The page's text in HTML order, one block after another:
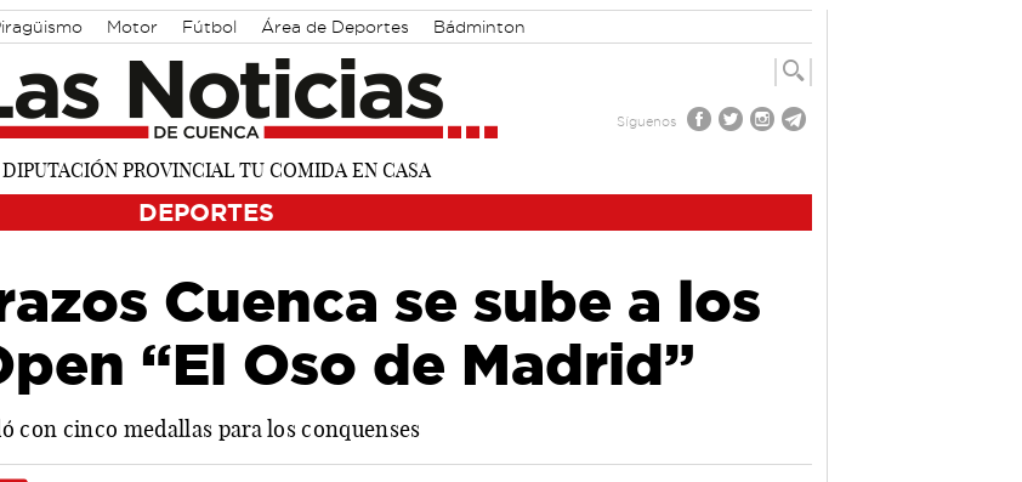
Motor Fútbol Área de Deportes Bádminton
Síguenos
DEPORTES
Cuenca se sube a los
“El Oso de Madrid”
con cinco medallas para los conquenses